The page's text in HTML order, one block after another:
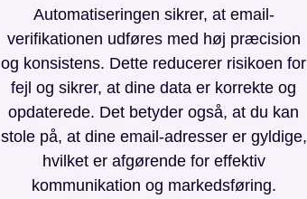
Automatiseringen sikrer, at email-
verifikationen udføres med høj præcision
og konsistens. Dette reducerer risikoen for
fejl og sikrer, at dine data er korrekte og
opdaterede. Det betyder også, at du kan
stole på, at dine email-adresser er gyldige,
hvilket er afgørende for effektiv
kommunikation og markedsføring.